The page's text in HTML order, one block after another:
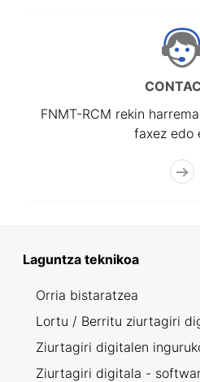
FNMT-RCM rekin
faxez edo
Laguntza teknikoa
Orria bistaratzea
Lortu / Berritu ziurtagiri
Ziurtagiri digitalen
Ziurtagiri digitala -